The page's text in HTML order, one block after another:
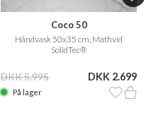
Coco 50
Håndvask 50x35 cm, Mathvid
SolidTec®
DKK 5.995 DKK 2.699
På lager